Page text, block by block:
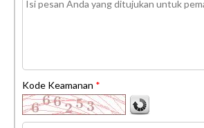
Kode Keamanan *